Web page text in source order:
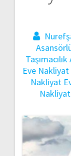
Taşımacılık
Eve Nakliyat
Nakliyat